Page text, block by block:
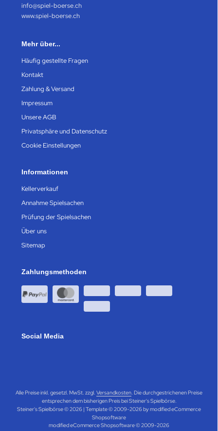
info@spiel-boerse.ch
www.spiel-boerse.ch
Mehr über...
Häufig gestellte Fragen
Kontakt
Zahlung & Versand
Impressum
Unsere AGB
Privatsphäre und Datenschutz
Cookie Einstellungen
Informationen
Kellerverkauf
Annahme Spielsachen
Prüfung der Spielsachen
Über uns
Sitemap
Zahlungsmethoden
Social Media
Alle Preise inkl. gesetzl. MwSt. zzgl. Versandkosten. Die durchgestrichenen Preise
entsprechen dem bisherigen Preis bei Steiner's Spielbörse.
Steiner's Spielbörse © 2026 | Template © 2009-2026 by modified eCommerce
Shopsoftware
modified eCommerce Shopsoftware © 2009-2026